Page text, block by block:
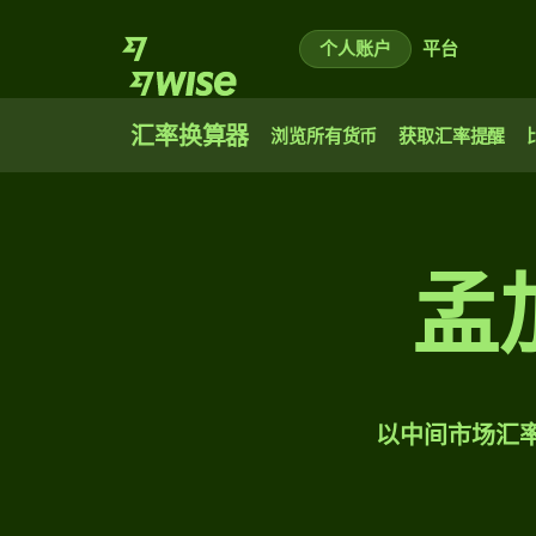
个人账户 平台
汇率换算器 浏览所有货币 获取汇率提醒
孟
以中间市场汇